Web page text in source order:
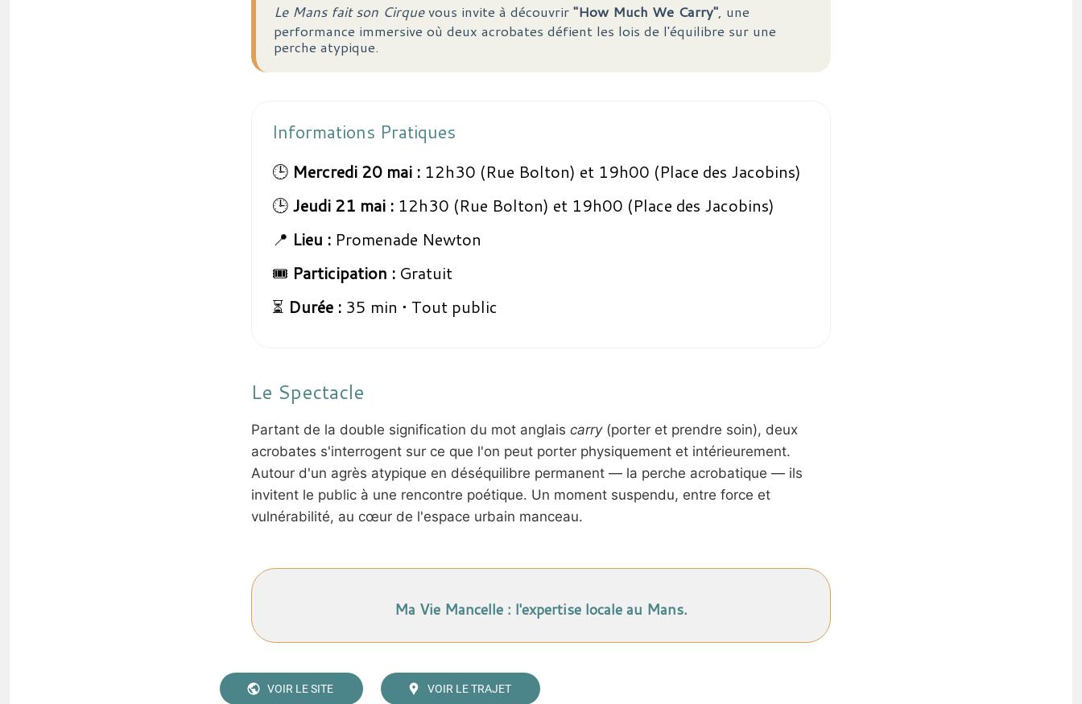
Le Mans fait son Cirquevous invite à découvrir "How Much We Carry" , une
performance immersive où deux acrobates défient les lois de l'équilibre sur une
perche atypique.
Informations Pratiques
🕒 Mercredi 20 mai : 12h30 (Rue Bolton) et 19h00 (Place des Jacobins)
🕒 Jeudi 21 mai : 12h30 (Rue Bolton) et 19h00 (Place des Jacobins)
📍 Lieu : Promenade Newton
🎟️ Participation : Gratuit
⏳ Durée : 35 min • Tout public
Le Spectacle
Partant de la double signification du mot anglais carry(porter et prendre soin), deux
acrobates s'interrogent sur ce que l'on peut porter physiquement et intérieurement.
Autour d'un agrès atypique en déséquilibre permanent — la perche acrobatique — ils
invitent le public à une rencontre poétique. Un moment suspendu, entre force et
vulnérabilité, au cœur de l'espace urbain manceau.
Ma Vie Mancelle : l'expertise locale au Mans.
VOIR LE SITE VOIR LE TRAJET